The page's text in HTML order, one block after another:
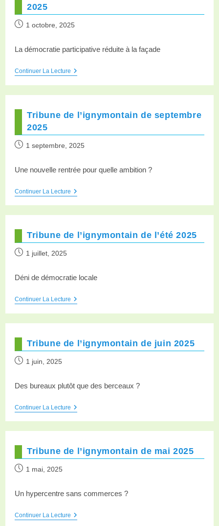
2025
1 octobre, 2025
La démocratie participative réduite à la façade
Continuer La Lecture
Tribune de l’ignymontain de septembre
2025
1 septembre, 2025
Une nouvelle rentrée pour quelle ambition ?
Continuer La Lecture
Tribune de l’ignymontain de l’été 2025
1 juillet, 2025
Déni de démocratie locale
Continuer La Lecture
Tribune de l’ignymontain de juin 2025
1 juin, 2025
Des bureaux plutôt que des berceaux ?
Continuer La Lecture
Tribune de l’ignymontain de mai 2025
1 mai, 2025
Un hypercentre sans commerces ?
Continuer La Lecture